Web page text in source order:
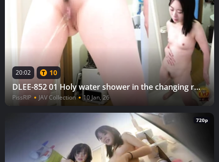
20:02 10
DLEE-852 01 Holy water shower in the changing room, undressing and holding back, woman urinating in the bathroom 2
PissRIP JAV Collection 10 Jan, 26
720p